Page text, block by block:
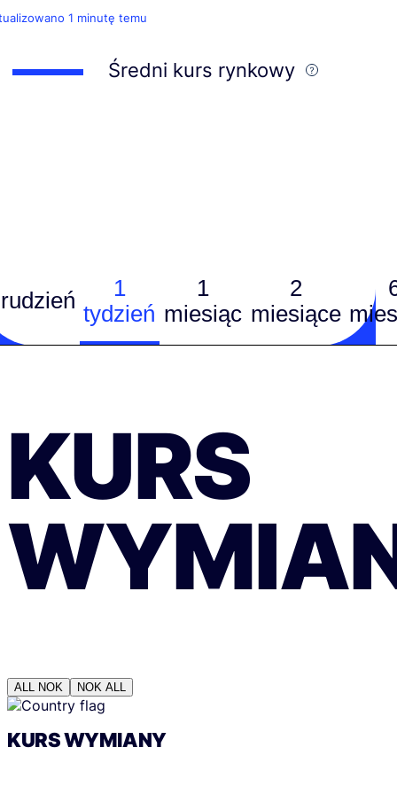
1 minutę temu
Średni kurs rynkowy
1
tydzień
1
miesiąc
2
miesiące
KURS
ALL NOK NOK ALL
KURS WYMIANY